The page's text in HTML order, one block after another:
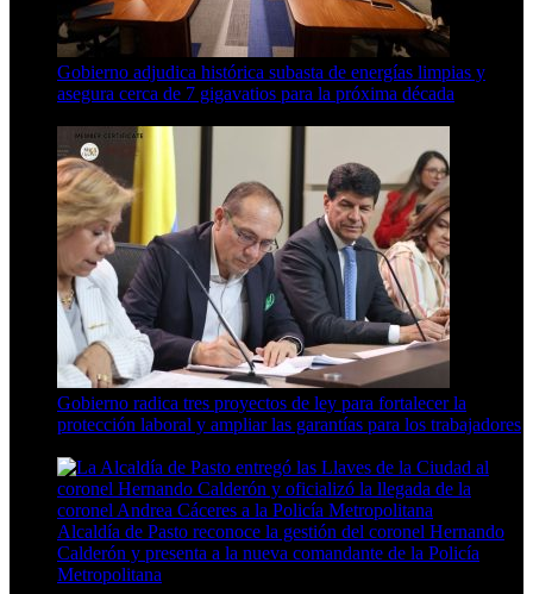
Gobierno adjudica histórica subasta de energías limpias y
asegura cerca de 7 gigavatios para la próxima década
Gobierno radica tres proyectos de ley para fortalecer la
protección laboral y ampliar las garantías para los trabajadores
Alcaldía de Pasto reconoce la gestión del coronel Hernando
Calderón y presenta a la nueva comandante de la Policía
Metropolitana